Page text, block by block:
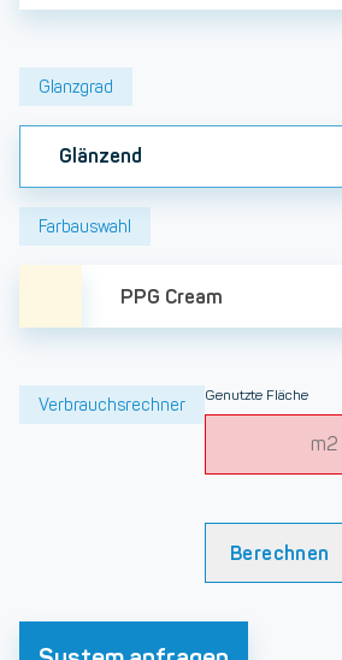
Glanzgrad
Glänzend
Farbauswahl
PPG Cream
Verbrauchsrechner Genutzte Fläche
Berechnen